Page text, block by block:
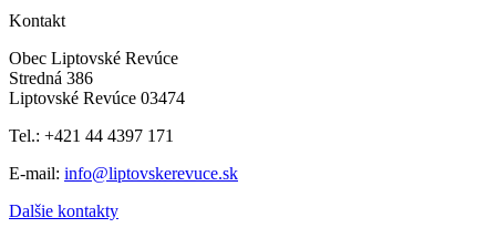
Kontakt
Obec Liptovské Revúce
Stredná 386
Liptovské Revúce 03474
Tel.: +421 44 4397 171
E-mail: info@liptovskerevuce.sk
Dalšie kontakty